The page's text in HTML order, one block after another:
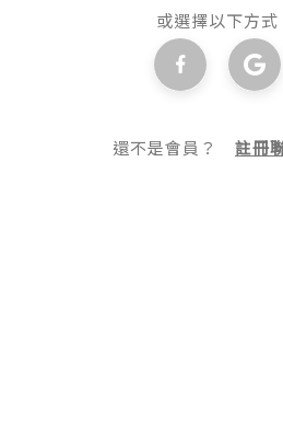
或選擇以下方式
還不是會員？註冊